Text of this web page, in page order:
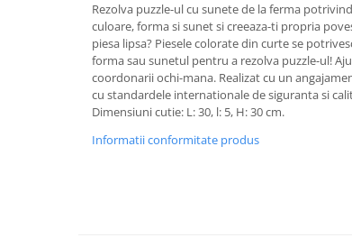
Rezolva puzzle-ul cu sunete de la ferma
culoare, forma si sunet si creeaza-ti propria
piesa lipsa? Piesele colorate din curte se
forma sau sunetul pentru a rezolva puzzle-ul!
coordonarii ochi-mana. Realizat cu un
cu standardele internationale de siguranta si
Dimensiuni cutie: L: 30, l: 5, H: 30 cm.
Informatii conformitate produs